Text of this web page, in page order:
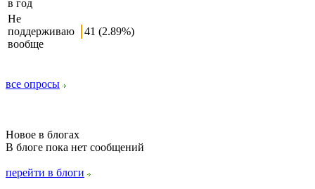
в год
Не
поддерживаю
вообще
41 (2.89%)
все опросы
Новое в блогах
В блоге пока нет сообщений
перейти в блоги